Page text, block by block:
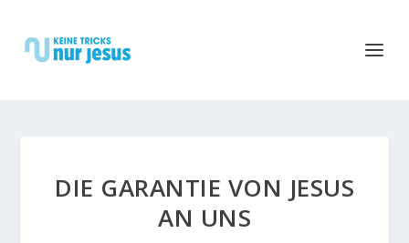
DIE GARANTIE VON JESUS
AN UNS